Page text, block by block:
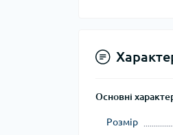
Основні
Розмір